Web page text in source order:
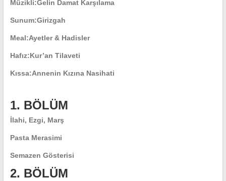
Müzikli:Gelin Damat Karşılama
Sunum:Girizgah
Meal:Ayetler & Hadisler
Hafız:Kur’an Tilaveti
Kıssa:Annenin Kızına Nasihati
1. BÖLÜM
İlahi, Ezgi, Marş
Pasta Merasimi
Semazen Gösterisi
2. BÖLÜM